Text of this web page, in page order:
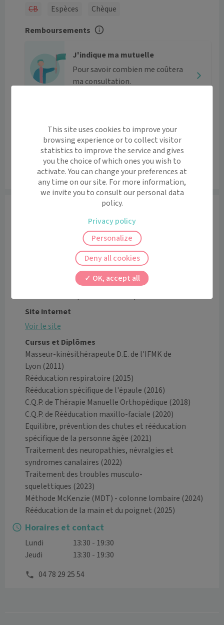
CB
Espèces
Chèque
Remboursements
J'indique ma mutuelle
Pour savoir combien me coûtera
ma consultation.
une prescription de votre médecin peut être
nécessaire,plus d'infos
Tarifs
Le praticien n’a malheureusement pas renseigné ses tarifs.
En l'absence de disponibilité ou pour une demande de
soin à domicile, merci de contacter directement le
cabinet par téléphone et de laisser un message vocal
en n'oubliant pas d'indiquer distinctement votre nom,
votre numéro de téléphone, votre motif de
consultation et vos disponibilités. Sans cela, l'équipe
Site internet
Voir le site
Cursus et Diplômes
Masseur-kinésithérapeute D.E. de l'IFMK de
Lyon (2011)
Rééducation respiratoire (2015)
Rééducation spécifique de l'épaule (2016)
C.Q.P. de Thérapie Manuelle Orthopédique (2018)
C.Q.P. de Rééducation maxillo-faciale (2020)
Equilibre, prévention des chutes et rééducation
spécifique de la personne âgée (2021)
Traitement des neuropathies, névralgies et
syndromes canalaires (2022)
Traitement des troubles musculo-
squelettiques (2023)
Méthode McKenzie (MDT) - colonne lombaire (2024)
Rééducation de la main et du poignet (2025)
Horaires et contact
Lundi
13:30 - 19:30
Jeudi
13:30 - 19:30
04 78 29 25 54
This site uses cookies to improve your
browsing experience or to collect visitor
statistics to improve the service and gives
you the choice of which ones you wish to
activate. You can change your preferences at
any time on our site. For more information,
we invite you to consult our personal data
policy.
OK, accept all
Deny all cookies
Personalize
Privacy policy